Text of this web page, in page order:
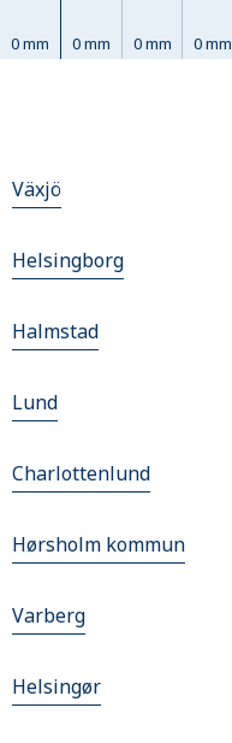
0 mm 0 mm 0 mm 0 mm
Växjö
Helsingborg
Halmstad
Lund
Charlottenlund
Hørsholm kommun
Varberg
Helsingør